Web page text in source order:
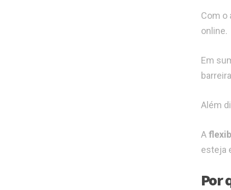
Com o
online.
Em
Além
A
esteja
Por